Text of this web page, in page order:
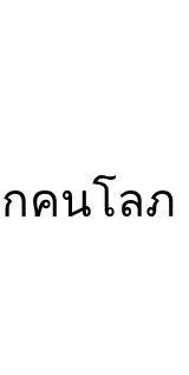
คนโลภ